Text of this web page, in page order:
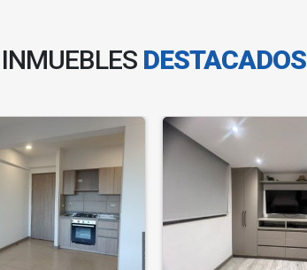
INMUEBLES DESTACADOS